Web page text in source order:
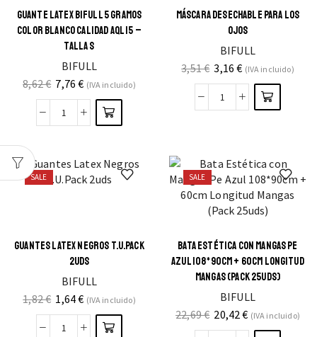
GUANTE LATEX BIFULL 5 GRAMOS
COLOR BLANCO CALIDAD AQL 15 –
TALLA S
BIFULL
8,62€ 7,76€ (IVA incluido)
MÁSCARA DESECHABLE PARA LOS
OJOS
BIFULL
3,51€ 3,16€ (IVA incluido)
SALE
GUANTES LATEX NEGROS T.U.PACK
2UDS
BIFULL
1,82€ 1,64€ (IVA incluido)
SALE
BATA ESTÉTICA CON MANGAS PE
AZUL 108*90CM + 60CM LONGITUD
MANGAS (PACK 25UDS)
BIFULL
22,69€ 20,42€ (IVA incluido)